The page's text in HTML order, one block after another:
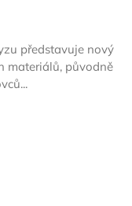
představuje nový
materiálů, původně